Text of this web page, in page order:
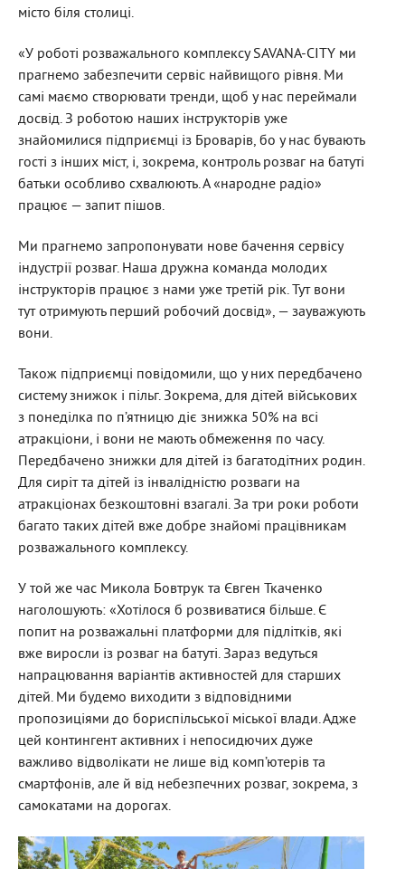
місто біля столиці.
«У роботі розважального комплексу SAVANA-CITY ми
прагнемо забезпечити сервіс найвищого рівня. Ми
самі маємо створювати тренди, щоб у нас переймали
досвід. З роботою наших інструкторів уже
знайомилися підприємці із Броварів, бо у нас бувають
гості з інших міст, і, зокрема, контроль розваг на батуті
батьки особливо схвалюють. А «народне радіо»
працює — запит пішов.
Ми прагнемо запропонувати нове бачення сервісу
індустрії розваг. Наша дружна команда молодих
інструкторів працює з нами уже третій рік. Тут вони
тут отримують перший робочий досвід», — зауважують
вони.
Також підприємці повідомили, що у них передбачено
систему знижок і пільг. Зокрема, для дітей військових
з понеділка по п’ятницю діє знижка 50% на всі
атракціони, і вони не мають обмеження по часу.
Передбачено знижки для дітей із багатодітних родин.
Для сиріт та дітей із інвалідністю розваги на
атракціонах безкоштовні взагалі. За три роки роботи
багато таких дітей вже добре знайомі працівникам
розважального комплексу.
У той же час Микола Бовтрук та Євген Ткаченко
наголошують: «Хотілося б розвиватися більше. Є
попит на розважальні платформи для підлітків, які
вже виросли із розваг на батуті. Зараз ведуться
напрацювання варіантів активностей для старших
дітей. Ми будемо виходити з відповідними
пропозиціями до бориспільської міської влади. Адже
цей контингент активних і непосидючих дуже
важливо відволікати не лише від комп’ютерів та
смартфонів, але й від небезпечних розваг, зокрема, з
самокатами на дорогах.